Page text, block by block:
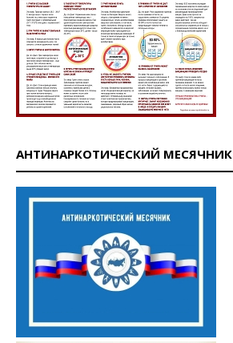
АНТИНАРКОТИЧЕСКИЙ МЕСЯЧНИК